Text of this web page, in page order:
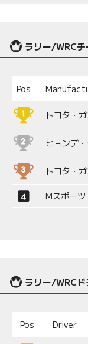
ラリー/WRC
Pos
トヨタ・
ヒョンデ
トヨタ・
Mスポー
ラリー/WRC
Pos Driver